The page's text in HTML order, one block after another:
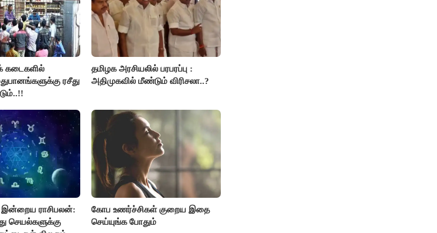
கடைகளில்
ரசீது
தமிழக அரசியலில் பரபரப்பு :
அதிமுகவில் மீண்டும் விரிசலா..?
இன்றைய ராசிபலன்:
செயல்களுக்கு
கோப உணர்ச்சிகள் குறைய இதை
செய்யுங்க போதும்